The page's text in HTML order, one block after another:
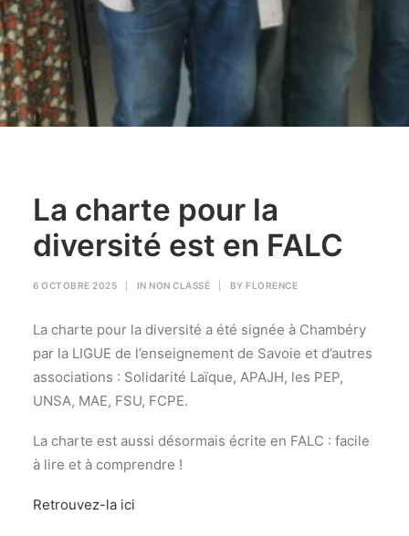
La charte pour la
diversité est en FALC
6 OCTOBRE 2025 IN NON CLASSÉ BY FLORENCE
La charte pour la diversité a été signée à Chambéry
par la LIGUE de l’enseignement de Savoie et d’autres
associations : Solidarité Laïque, APAJH, les PEP,
UNSA, MAE, FSU, FCPE.
La charte est aussi désormais écrite en FALC : facile
à lire et à comprendre !
Retrouvez-la ici